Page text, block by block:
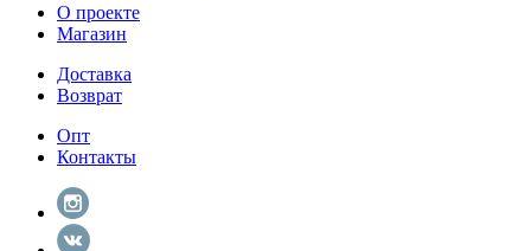
О проекте
Магазин
Доставка
Возврат
Опт
Контакты